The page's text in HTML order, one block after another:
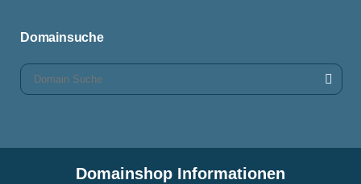
Domainsuche
Domainshop Informationen